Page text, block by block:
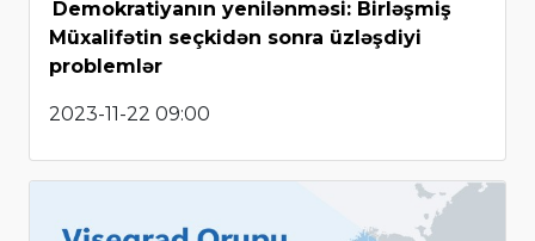
Demokratiyanın yenilənməsi: Birləşmiş
Müxalifətin seçkidən sonra üzləşdiyi
problemlər
2023-11-22 09:00